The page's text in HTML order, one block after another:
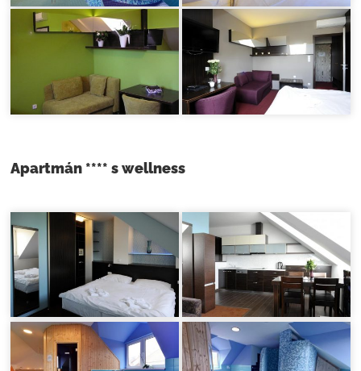
Apartmán **** s wellness